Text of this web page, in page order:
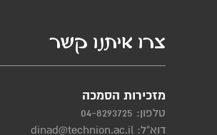
צרו איתנו קשר
מזכירות הסמכה
טלפון: 04-8293725
דוא"ל: dinad@technion.ac.il